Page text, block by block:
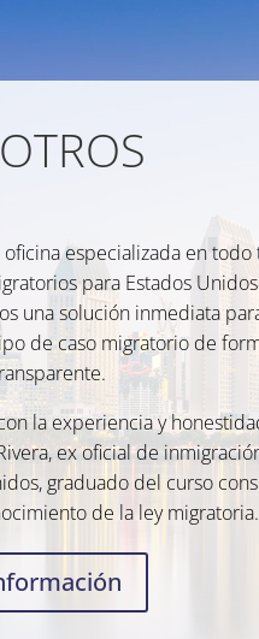
oficina especializada en
para Estados
una solución inmediata
de caso migratorio de
la experiencia y
ex oficial de
graduado del curso
de la ley migratoria.